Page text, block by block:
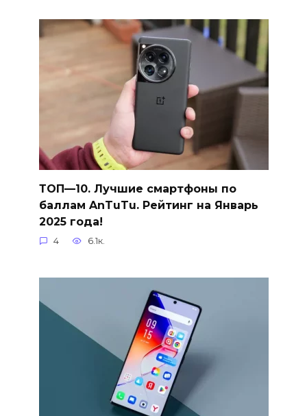
ТОП—10. Лучшие смартфоны по
баллам AnTuTu. Рейтинг на Январь
2025 года!
4 6.1к.